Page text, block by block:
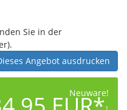
Sie in der
Angebot ausdrucken
Neuware!
1